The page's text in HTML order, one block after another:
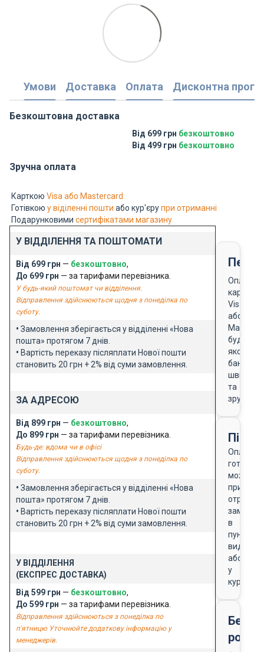
Умови Доставка Оплата Дисконтна
Безкоштовна доставка
Від 699 грн безкоштовно
Від 499 грн безкоштовно
Зручна оплата
Карткою Visa або Mastercard
Готівкою у віділенні пошти або кур'єрупри отриманні
Подарунковими сертифікатами магазину
У ВІДДІЛЕННЯ ТА ПОШТОМАТИ
Від 699 грн — безкоштовно,
До 699 грн — за тарифами перевізника.
У будь-який поштомат чи відділення.
Відправлення здійснюються щодня з понеділка по
суботу.
• Замовлення зберігається у відділенні «Нова
пошта» протягом 7 днів.
• Вартість переказу післяплати Нової пошти
становить 20 грн + 2% від суми замовлення.
ЗА АДРЕСОЮ
Від 899 грн — безкоштовно,
До 899 грн — за тарифами перевізника.
Будь-де: вдома чи в офісі
Відправлення здійснюються щодня з понеділка по
суботу.
• Замовлення зберігається у відділенні «Нова
пошта» протягом 7 днів.
• Вартість переказу післяплати Нової пошти
становить 20 грн + 2% від суми замовлення.
У ВІДДІЛЕННЯ
(ЕКСПРЕС ДОСТАВКА)
Від 599 грн — безкоштовно,
До 599 грн — за тарифами перевізника.
Відправлення здійснюються з понеділка по
п'ятницю Уточнюйте додаткову інформацію у
менеджерів.
Оплата
карткою
Visa
або
будь-
якого
банку
швидко
та
зручно
Оплата
готівкою
можлива
при
в
пункті
видачі
або
у
кур'єра